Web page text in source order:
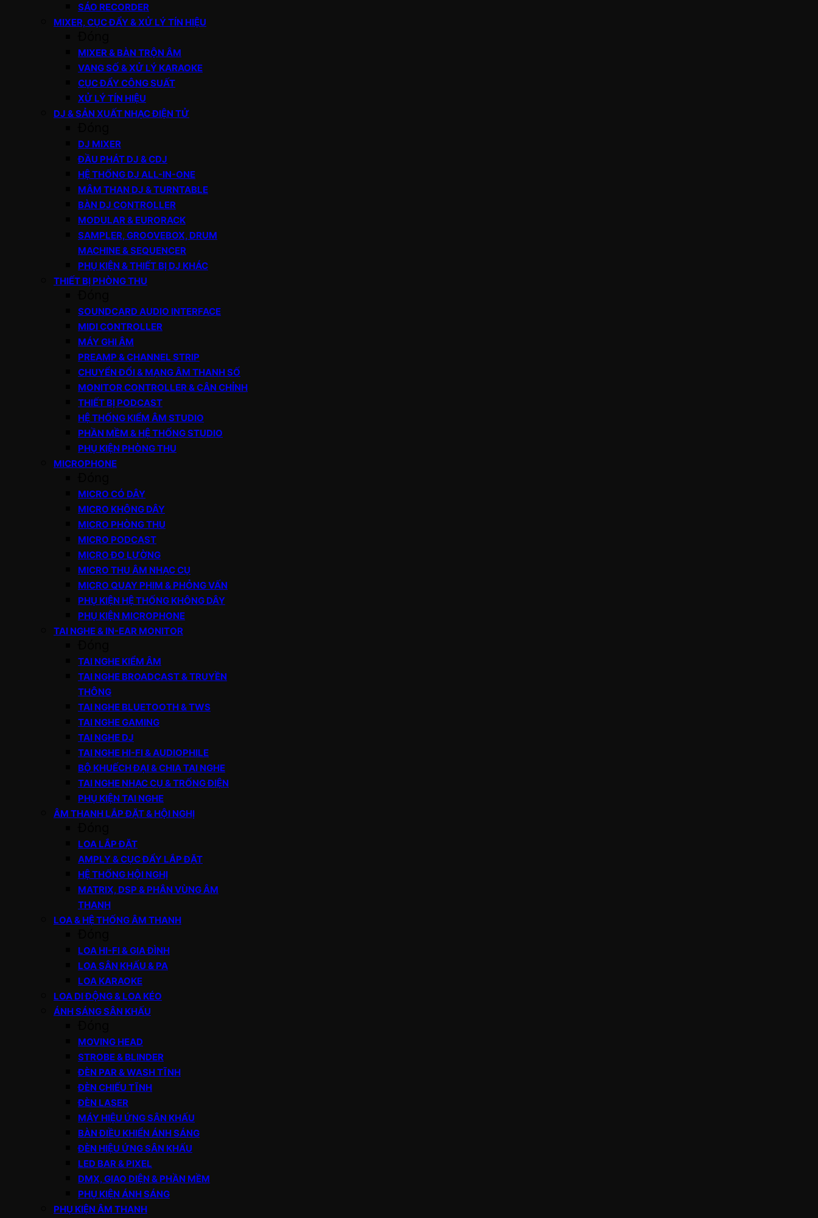
SÁO RECORDER
MIXER, CỤC ĐẨY & XỬ LÝ TÍN HIỆU
MIXER & BÀN TRỘN ÂM
VANG SỐ & XỬ LÝ KARAOKE
CỤC ĐẨY CÔNG SUẤT
XỬ LÝ TÍN HIỆU
DJ & SẢN XUẤT NHẠC ĐIỆN TỬ
DJ MIXER
ĐẦU PHÁT DJ & CDJ
HỆ THỐNG DJ ALL-IN-ONE
MÂM THAN DJ & TURNTABLE
BÀN DJ CONTROLLER
MODULAR & EURORACK
SAMPLER, GROOVEBOX, DRUM
MACHINE & SEQUENCER
PHỤ KIỆN & THIẾT BỊ DJ KHÁC
THIẾT BỊ PHÒNG THU
SOUNDCARD AUDIO INTERFACE
MIDI CONTROLLER
MÁY GHI ÂM
PREAMP & CHANNEL STRIP
CHUYỂN ĐỔI & MẠNG ÂM THANH SỐ
MONITOR CONTROLLER & CÂN CHỈNH
THIẾT BỊ PODCAST
HỆ THỐNG KIỂM ÂM STUDIO
PHẦN MỀM & HỆ THỐNG STUDIO
PHỤ KIỆN PHÒNG THU
MICROPHONE
MICRO CÓ DÂY
MICRO KHÔNG DÂY
MICRO PHÒNG THU
MICRO PODCAST
MICRO ĐO LƯỜNG
MICRO THU ÂM NHẠC CỤ
MICRO QUAY PHIM & PHỎNG VẤN
PHỤ KIỆN HỆ THỐNG KHÔNG DÂY
PHỤ KIỆN MICROPHONE
TAI NGHE & IN-EAR MONITOR
TAI NGHE KIỂM ÂM
TAI NGHE BROADCAST & TRUYỀN
THÔNG
TAI NGHE BLUETOOTH & TWS
TAI NGHE GAMING
TAI NGHE DJ
TAI NGHE HI-FI & AUDIOPHILE
BỘ KHUẾCH ĐẠI & CHIA TAI NGHE
TAI NGHE NHẠC CỤ & TRỐNG ĐIỆN
PHỤ KIỆN TAI NGHE
ÂM THANH LẮP ĐẶT & HỘI NGHỊ
LOA LẮP ĐẶT
AMPLY & CỤC ĐẨY LẮP ĐẶT
HỆ THỐNG HỘI NGHỊ
MATRIX, DSP & PHÂN VÙNG ÂM
THANH
LOA & HỆ THỐNG ÂM THANH
LOA HI-FI & GIA ĐÌNH
LOA SÂN KHẤU & PA
LOA KARAOKE
LOA DI ĐỘNG & LOA KÉO
ÁNH SÁNG SÂN KHẤU
MOVING HEAD
STROBE & BLINDER
ĐÈN PAR & WASH TĨNH
ĐÈN CHIẾU TĨNH
ĐÈN LASER
MÁY HIỆU ỨNG SÂN KHẤU
BÀN ĐIỀU KHIỂN ÁNH SÁNG
ĐÈN HIỆU ỨNG SÂN KHẤU
LED BAR & PIXEL
DMX, GIAO DIỆN & PHẦN MỀM
PHỤ KIỆN ÁNH SÁNG
PHỤ KIỆN ÂM THANH